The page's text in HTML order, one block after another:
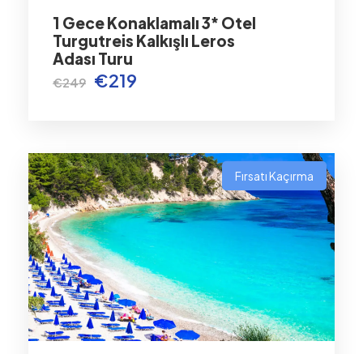
1 Gece Konaklamalı 3* Otel
Turgutreis Kalkışlı Leros
Adası Turu
€249 €219
Fırsatı Kaçırma